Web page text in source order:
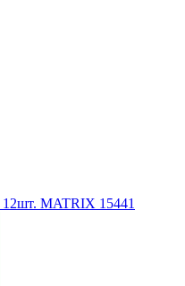
MATRIX 15441